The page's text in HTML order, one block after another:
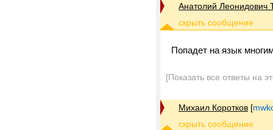
Анатолий Леонидович
Попадет на язык
[Показать все ответы на
Михаил Коротков [